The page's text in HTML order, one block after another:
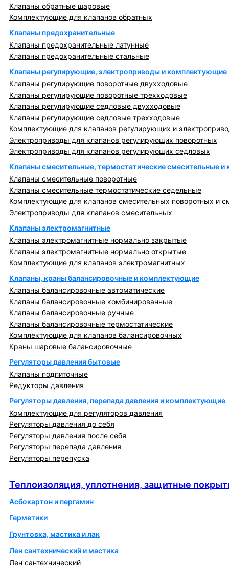
Клапаны обратные шаровые
Комплектующие для клапанов обратных
Клапаны предохранительные
Клапаны предохранительные латунные
Клапаны предохранительные стальные
Клапаны регулирующие, электроприводы и комплектующие
Клапаны регулирующие поворотные двухходовые
Клапаны регулирующие поворотные трехходовые
Клапаны регулирующие седловые двухходовые
Клапаны регулирующие седловые трехходовые
Комплектующие для клапанов регулирующих и
Электроприводы для клапанов регулирующих поворотных
Электроприводы для клапанов регулирующих седловых
Клапаны смесительные, термостатические смесительные
Клапаны смесительные поворотные
Клапаны смесительные термостатические седельные
Комплектующие для клапанов смесительных поворотных и
Электроприводы для клапанов смесительных
Клапаны электромагнитные
Клапаны электромагнитные нормально закрытые
Клапаны электромагнитные нормально открытые
Комплектующие для клапанов электромагнитных
Клапаны, краны балансировочные и комплектующие
Клапаны балансировочные автоматические
Клапаны балансировочные комбинированные
Клапаны балансировочные ручные
Клапаны балансировочные термостатические
Комплектующие для клапанов балансировочных
Краны шаровые балансировочные
Регуляторы давления бытовые
Клапаны подпиточные
Редукторы давления
Регуляторы давления, перепада давления и комплектующие
Комплектующие для регуляторов давления
Регуляторы давления до себя
Регуляторы давления после себя
Регуляторы перепада давления
Регуляторы перепуска
Теплоизоляция, уплотнения, защитные
Асбокартон и пергамин
Герметики
Грунтовка, мастика и лак
Лен сантехнический и мастика
Лен сантехнический